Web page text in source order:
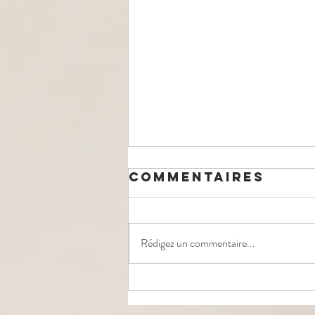
Votre corps
vous parle...
Commentaires
Rédigez un commentaire...